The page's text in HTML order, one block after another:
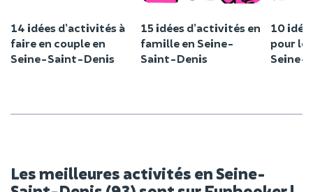
14 idées d’activités à
faire en couple en
Seine-Saint-Denis
15 idées d’activités en
famille en Seine-
Saint-Denis
10
pour
Seine-
Les meilleures activités en Seine-